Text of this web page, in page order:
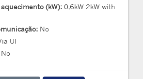
(kW): 0,6kW 2kW with
No
UI
No